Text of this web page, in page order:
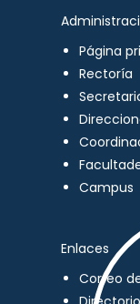
Página
Rectoría
Campus
Enlaces
Correo